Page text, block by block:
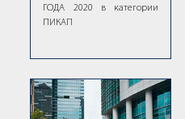
ГОДА 2020 в категории
ПИКАП